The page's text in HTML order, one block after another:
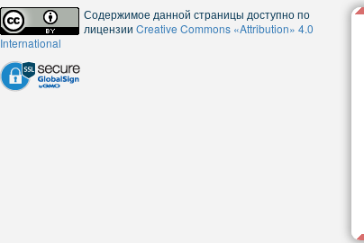
Содержимое данной страницы доступно по
лицензии Creative Commons «Attribution» 4.0
International